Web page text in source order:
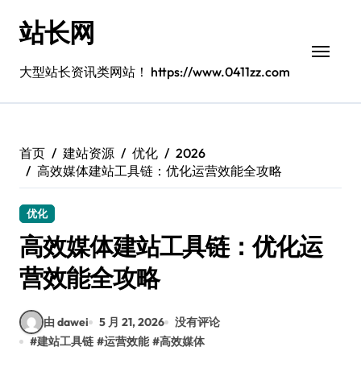
站长网
大型站长资讯类网站！ https://www.0411zz.com
首页 建站资源 优化
2026
高效媒体建站工具链：优化运营效能全攻略
优化
高效媒体建站工具链：优化运
营效能全攻略
由 dawei 5 月 21, 2026
没有评论
#建站工具链 #运营效能 #高效媒体